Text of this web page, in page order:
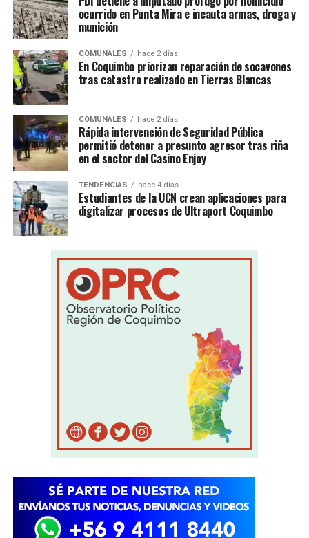
ocurrido en Punta Mira e incauta armas, droga y
munición
COMUNALES hace 2 días
En Coquimbo priorizan reparación de socavones
tras catastro realizado en Tierras Blancas
COMUNALES hace 2 días
Rápida intervención de Seguridad Pública
permitió detener a presunto agresor tras riña
en el sector del Casino Enjoy
TENDENCIAS hace 4 días
Estudiantes de la UCN crean aplicaciones para
digitalizar procesos de Ultraport Coquimbo